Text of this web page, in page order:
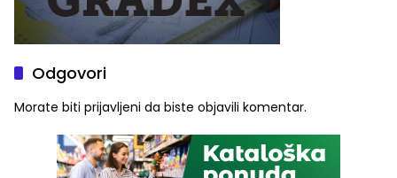
Odgovori
Morate biti prijavljeni da biste objavili komentar.